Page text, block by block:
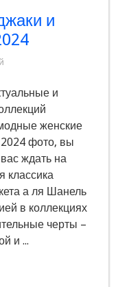
и
и
женские
фото, вы
ждать на
классика
а ля Шанель
в коллекциях
черты –
и ...